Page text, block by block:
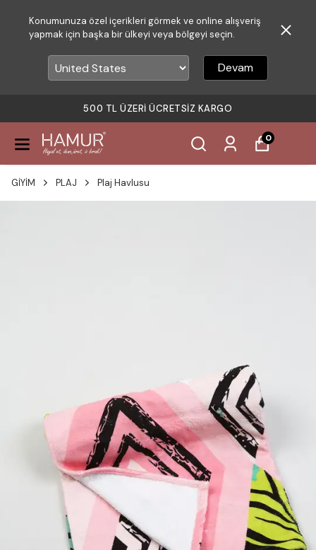
Konumunuza özel içerikleri görmek ve online alışveriş
yapmak için başka bir ülkeyi veya bölgeyi seçin.
Devam
500 TL ÜZERI ÜCRETSIZ KARGO
0
GİYİM PLAJ Plaj Havlusu